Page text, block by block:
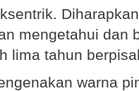
mengetahui dan
lima tahun
warna